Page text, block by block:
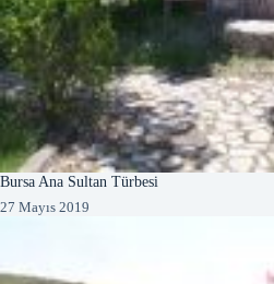
Bursa Ana Sultan Türbesi
27 Mayıs 2019